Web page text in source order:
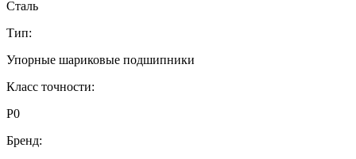
Сталь
Тип:
Упорные шариковые подшипники
Класс точности:
P0
Бренд: